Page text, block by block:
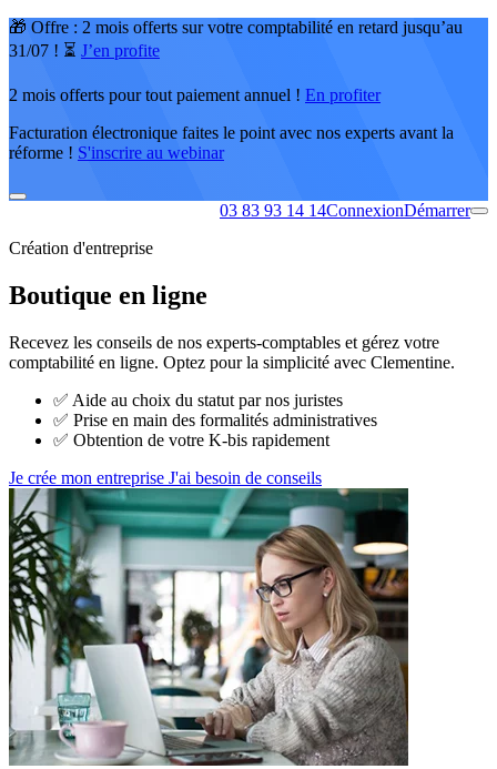
🎁 Offre : 2 mois offerts sur votre comptabilité en retard jusqu’au
31/07 ! ⏳ J’en profite
2 mois offerts pour tout paiement annuel ! En profiter
Facturation électronique faites le point avec nos experts avant la
réforme ! S'inscrire au webinar
03 83 93 14 14ConnexionDémarrer
Création d'entreprise
Boutique en ligne
Recevez les conseils de nos experts-comptables et gérez votre
comptabilité en ligne. Optez pour la simplicité avec Clementine.
✅ Aide au choix du statut par nos juristes
✅ Prise en main des formalités administratives
✅ Obtention de votre K-bis rapidement
Je crée mon entreprise J'ai besoin de conseils